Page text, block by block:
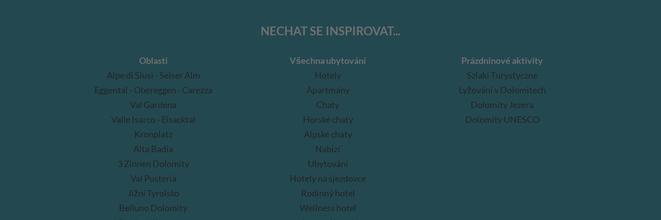
NECHAT SE INSPIROVAT...
Oblasti
Alpe di Siusi - Seiser Alm
Eggental - Obereggen - Carezza
Val Gardena
Valle Isarco - Eisacktal
Kronplatz
Alta Badia
3 Zinnen Dolomity
Val Pusteria
Jižní Tyrolsko
Belluno Dolomity
Všechna ubytování
Hotely
Apartmány
Chaty
Horské chaty
Alpské chaty
Nabízí
Ubytování
Hotely na sjezdovce
Rodinný hotel
Wellness hotel
Prázdninové aktivity
Szlaki Turystyczne
Lyžování v Dolomitech
Dolomity Jezera
Dolomity UNESCO